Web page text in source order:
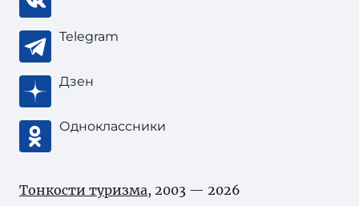
Telegram
Дзен
Одноклассники
Тонкости туризма, 2003 — 2026